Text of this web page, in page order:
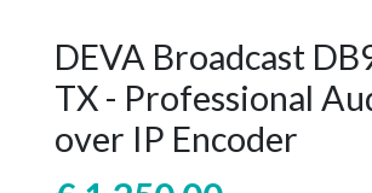
DEVA Broadcast
TX - Professional
over IP Encoder